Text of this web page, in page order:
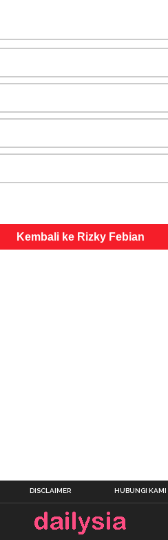
Kembali ke Rizky Febian
DISCLAIMER HUBUNGI KAMI